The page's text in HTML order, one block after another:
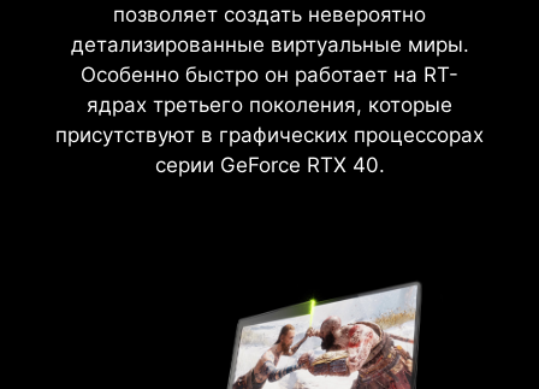
позволяет создать невероятно
детализированные виртуальные миры.
Особенно быстро он работает на RT-
ядрах третьего поколения, которые
присутствуют в графических процессорах
серии GeForce RTX 40.